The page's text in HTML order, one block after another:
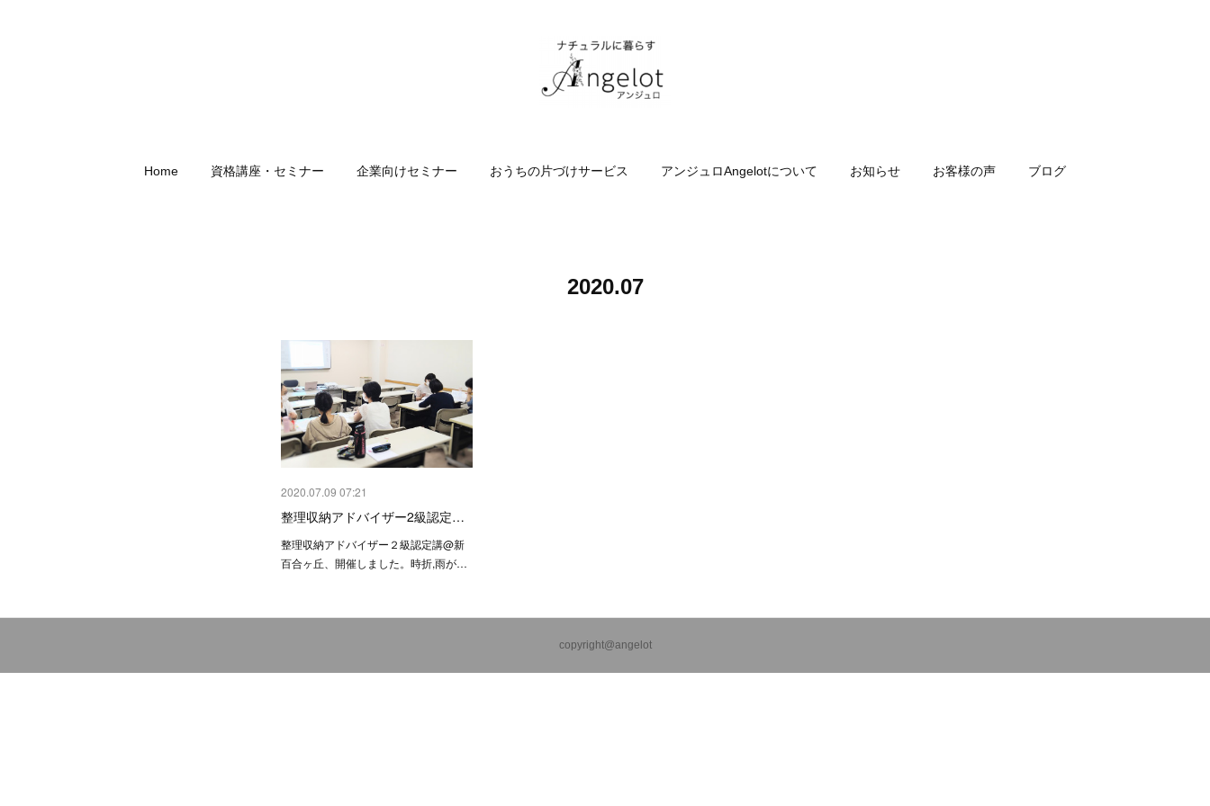
Home 資格講座・セミナー 企業向けセミナー おうちの片づけサービス アンジュロAngelotについて お知らせ お客様の声 ブログ
2020.07
2020.07.09 07:21
整理収納アドバイザー2級認定…
整理収納アドバイザー２級認定講@新
百合ヶ丘、開催しました。時折,雨が…
copyright@angelot